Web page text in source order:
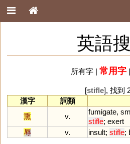
英語
所有字| 常用字|
[stifle], 找到
漢字
詞類
熏
v.
fumigate,
stifle; exert
辱
v. insult; stifle;